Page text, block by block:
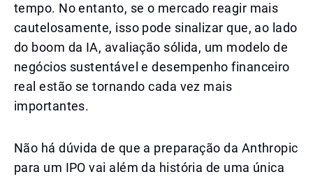
tempo. No entanto, se o mercado reagir mais
cautelosamente, isso pode sinalizar que, ao lado
do boom da IA, avaliação sólida, um modelo de
negócios sustentável e desempenho financeiro
real estão se tornando cada vez mais
importantes.
Não há dúvida de que a preparação da Anthropic
para um IPO vai além da história de uma única